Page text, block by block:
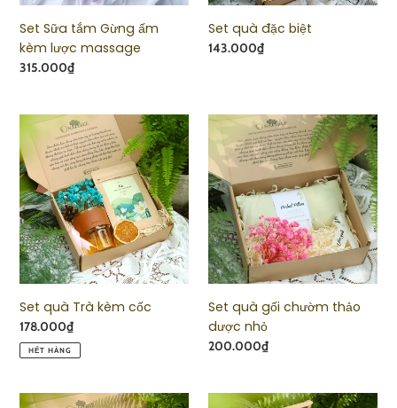
Set Sữa tắm Gừng ấm
kèm lược massage
Giá
315.000₫
Set quà đặc biệt
Giá
143.000₫
Set
quà
Trà
kèm
cốc
Set quà Trà kèm cốc
Giá
178.000₫
HẾT HÀNG
Set
quà
gối
chườm
thảo
dược
nhỏ
Set quà gối chườm thảo
dược nhỏ
Giá
200.000₫
Set